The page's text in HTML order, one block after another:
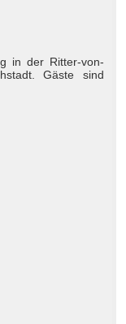
in der Ritter-von-
Gäste sind